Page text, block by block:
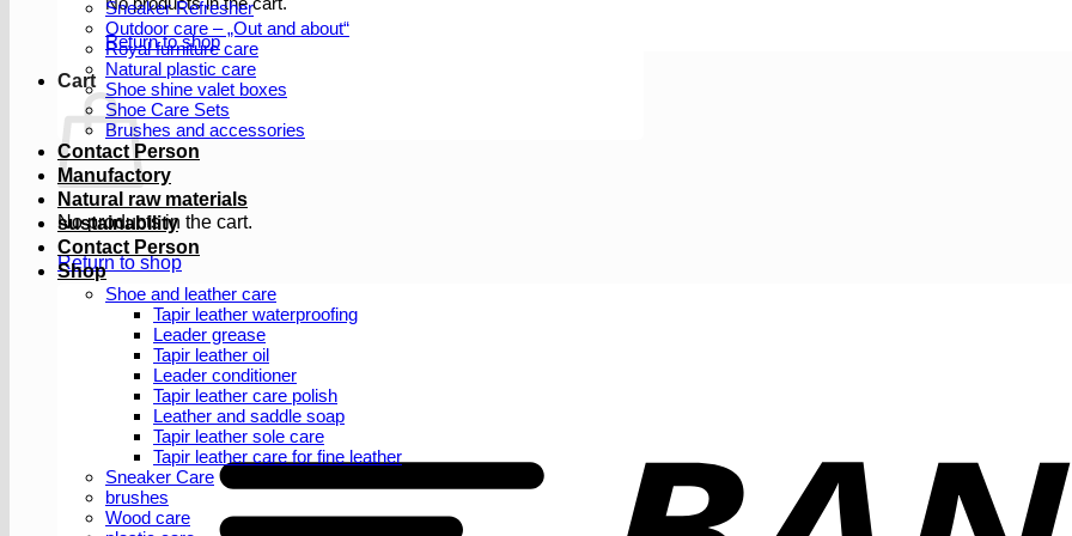
Return to shop
Cart
No products in the cart.
Return to shop
Sneaker Refresher
Outdoor care – „Out and about“
Royal furniture care
Natural plastic care
Shoe shine valet boxes
Shoe Care Sets
Brushes and accessories
Contact Person
Manufactory
Natural raw materials
sustainability
Contact Person
Shop
Shoe and leather care
Tapir leather waterproofing
Leader grease
Tapir leather oil
Leader conditioner
Tapir leather care polish
Leather and saddle soap
Tapir leather sole care
Tapir leather care for fine leather
Sneaker Care
brushes
Wood care